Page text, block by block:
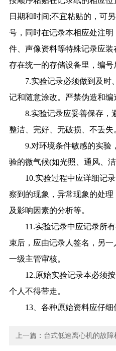
日期和时间;不宜粘贴的，可
号，同时在记录本相应处注
件、声像资料等特殊记录应
存在统一的存储设备里，编号
7.实验记录必须做到及时
记和随意涂改。严禁伪造和编
8.实验记录应妥善保存，
整洁、完好、无破损、不丢失
9.对环境条件敏感的实验
验的微气候(如光照、通风、
10.实验过程中应详细记录
察到的现象，异常现象的处
及影响因素的分析等。
11.实验记录中应记录所有
束后，应由记录人签名，另
一级主管审核。
12.原始实验记录本必须按
个人不得带走。
13、各种原始资料应仔细
上一篇： 台式低速离心机的故障